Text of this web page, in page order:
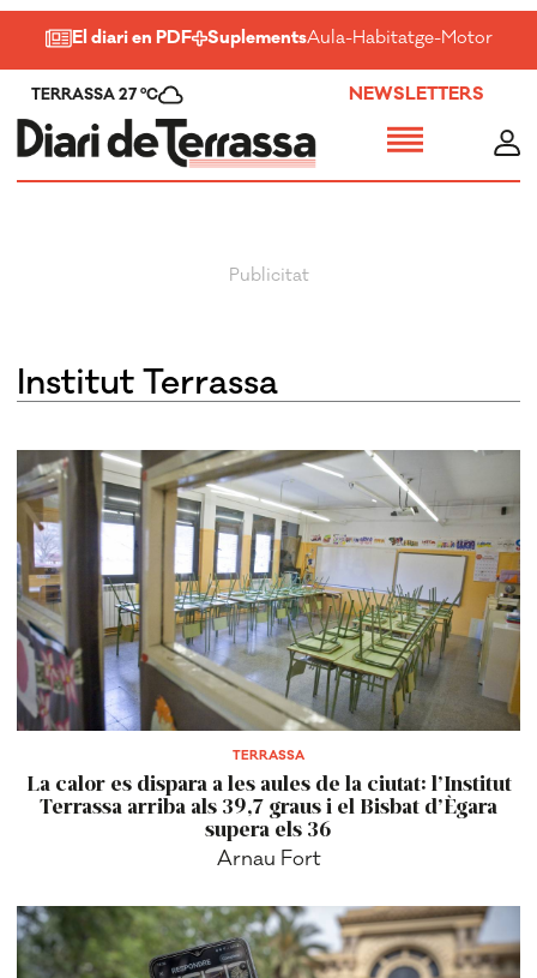
El diari en PDF SuplementsAula-Habitatge-Motor-
TERRASSA 27 ºC NEWSLETTERS
Institut Terrassa
TERRASSA
La calor es dispara a les aules de la ciutat: l’Institut
Terrassa arriba als 39,7 graus i el Bisbat d’Ègara
supera els 36
Arnau Fort